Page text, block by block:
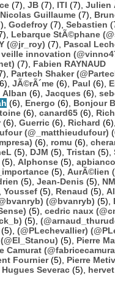
(7), JB (7), ITI (7), Julien
Nicolas Guillaume (7),
Godefroy (7), Sebastien
Lebarque StÃ©phane
(@jr_roy) (7), Pascal
veille innovation
(7), Fabien RAYNAUD
Partech Shaker
JÃ©rÃ´me (6), Paul (6),
Alban (6), Jacques (6),
(6), Energo (6), Bonjour
(6), canard65 (6),
(6), Guerric (6), Richard (6),
(@_matthieudufour)
(6), romu (6),
(5), DJM (5), Tristan (5),
(5), Alphonse (5), apbianco
(5), AurÃ©lien
(5), Jean-Denis (5), NM
Youssef (5), Renaud (5),
(@bvanryb) (5),
(5), cedric naux
(5),
(5), (@PLechevallier)
(5), Pierre
Camurat
Fournier(5), Pierre
Hugues Severac (5), hervet